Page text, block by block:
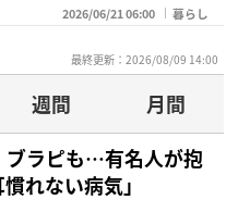
2026/06/21 06:00 暮らし
最終更新：2026/08/09 14:00
週間
月間
ブラピも…有名人が抱
れない病気」